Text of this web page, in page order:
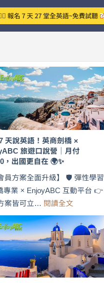
報名 7 天 27 堂全英語~免費試聽
天說英語！英商劍橋 ×
旅遊口說營｜月付
，出國更自在 🌍✨
員方案全面升級】 🛡️ 彈性學習
專業 × EnjoyABC 互動平台 👉
案皆可立… 閱讀全文
費
7
天
說
英
語！